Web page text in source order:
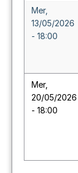
Mer,
13/05/2026
- 18:00
Mer,
20/05/2026
- 18:00